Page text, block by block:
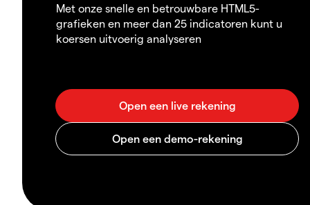
Met onze snelle en betrouwbare HTML5-
grafieken en meer dan 25 indicatoren kunt u
koersen uitvoerig analyseren